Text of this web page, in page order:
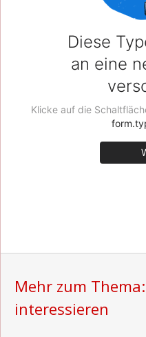
Mehr zum
interessieren